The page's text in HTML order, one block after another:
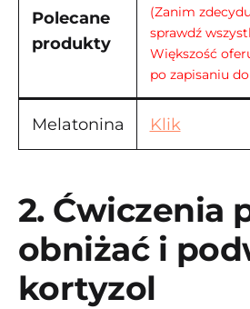
Polecane
produkty
(Zanim
sprawdź
Większość
po zapisaniu
Melatonina Klik
2. Ćwiczenia
obniżać i
kortyzol